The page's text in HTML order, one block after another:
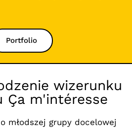
Portfolio
wizerunku
Ça m'intéresse
młodszej grupy docelowej